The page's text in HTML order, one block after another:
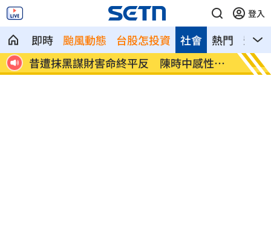
登入
即時 颱風動態 台股怎投資 熱門 影音
社會
發
姜厚任女友自曝3碩1博 網搜本名查無此
人
新／
市